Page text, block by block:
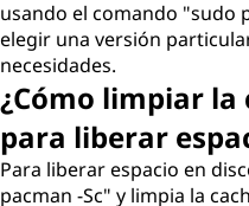
usando el comando "sudo
elegir una versión
necesidades.
¿Cómo limpiar la
para liberar
Para liberar espacio en
pacman -Sc" y limpia la